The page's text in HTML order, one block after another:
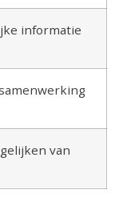
informatie
van